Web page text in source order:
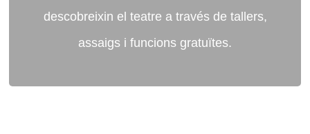
descobreixin el teatre a través de tallers,
assaigs i funcions gratuïtes.